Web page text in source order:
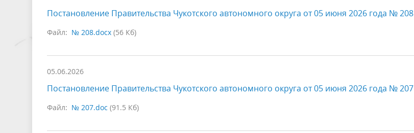
Постановление Правительства Чукотского автономного округа от 05 июня 2026 года № 208
Файл: № 208.docx (56 Кб)
05.06.2026
Постановление Правительства Чукотского автономного округа от 05 июня 2026 года № 207
Файл: № 207.doc (91.5 Кб)